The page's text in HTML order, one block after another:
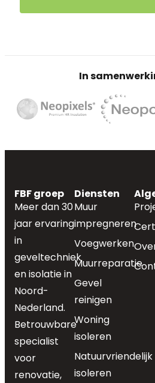
In
FBF groep
Meer dan 30
jaar ervaring
in
geveltechniek
en isolatie in
Noord-
Nederland.
Betrouwbare
specialist
voor
renovatie,
Diensten
Muur
impregneren
Voegwerken
Muurreparatie
Gevel
reinigen
Woning
isoleren
Natuurvriendelijk
isoleren